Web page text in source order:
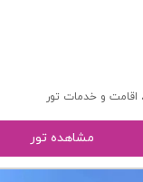
اقامت و خدمات تور
مشاهده تور